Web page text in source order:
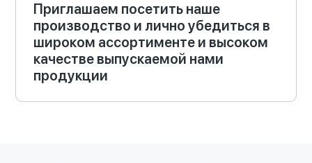
Приглашаем посетить наше
производство и лично убедиться в
широком ассортименте и высоком
качестве выпускаемой нами
продукции